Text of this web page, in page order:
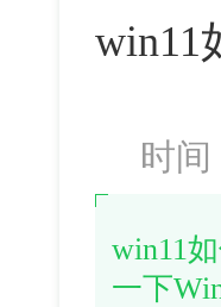
win11
时间
win11
一下